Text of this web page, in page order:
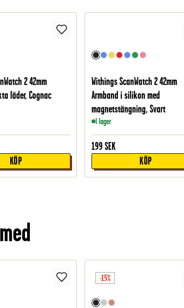
2 42mm
läder, Cognac
KÖP
Withings ScanWatch 2 42mm
Armband i silikon med
magnetstängning, Svart
I lager
199 SEK
KÖP
-15%